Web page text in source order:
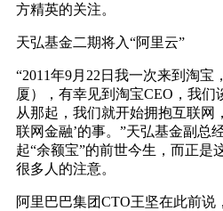
方精英的关注。
天弘基金二期将入“阿里云”
“2011年9月22日我一次来到淘
厦），有幸见到淘宝CEO，我
从那起，我们就开始拥抱互联网
联网金融’的事。”天弘基金副总
起“余额宝”的前世今生，而正是
很多人的注意。
阿里巴巴集团CTO王坚在此前说